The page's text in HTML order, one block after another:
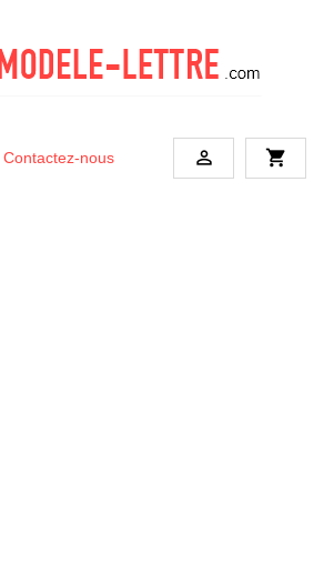
Contactez-nous  shopping_cart